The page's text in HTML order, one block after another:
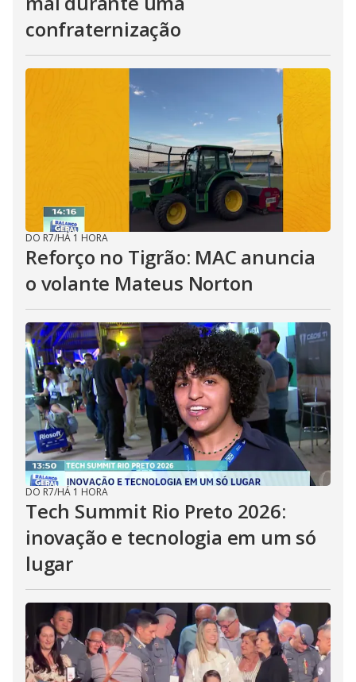
confraternização
DO R7/HÁ 1 HORA
Reforço no Tigrão: MAC anuncia
o volante Mateus Norton
DO R7/HÁ 1 HORA
Tech Summit Rio Preto 2026:
inovação e tecnologia em um só
lugar